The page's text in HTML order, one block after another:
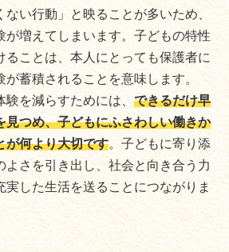
い行動」と映ることが多いため、
が増えてしまいます。子どもの特性
ることは、本人にとっても保護者に
が蓄積されることを意味します。
を減らすためには、 できるだけ早
見つめ、子どもにふさわしい働きか
が何より大切です。子どもに寄り添
よさを引き出し、社会と向き合う力
実した生活を送ることにつながりま